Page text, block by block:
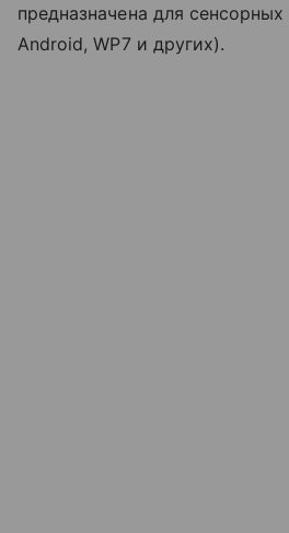
предназначена для сенсорных
Android, WP7 и других).